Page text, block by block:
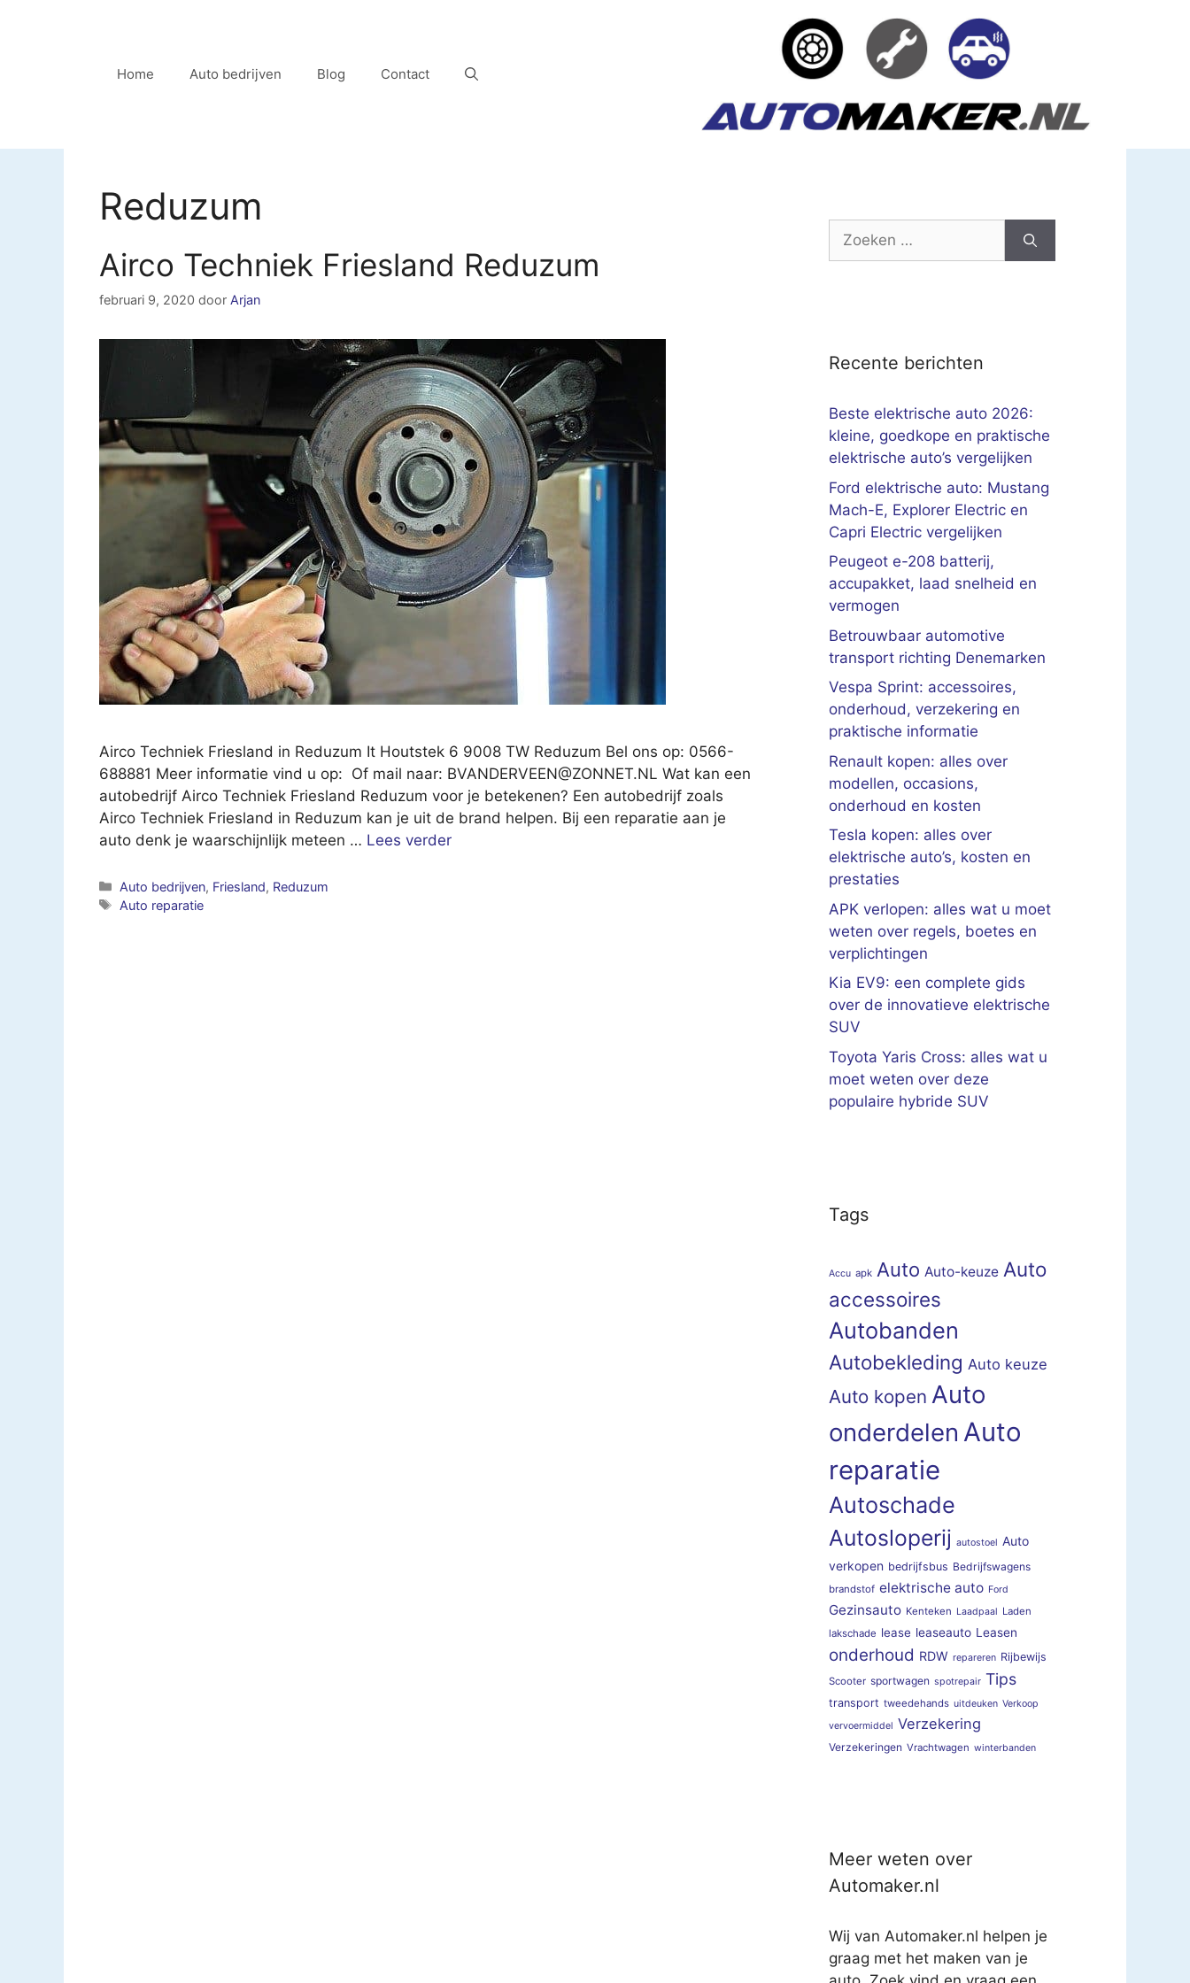
Home Auto bedrijven Blog Contact
Reduzum
Airco Techniek Friesland Reduzum
februari 9, 2020 door Arjan
Airco Techniek Friesland in Reduzum It Houtstek 6 9008 TW Reduzum Bel ons op: 0566-
688881 Meer informatie vind u op: Of mail naar: BVANDERVEEN@ZONNET.NL Wat kan een
autobedrijf Airco Techniek Friesland Reduzum voor je betekenen? Een autobedrijf zoals
Airco Techniek Friesland in Reduzum kan je uit de brand helpen. Bij een reparatie aan je
auto denk je waarschijnlijk meteen … Lees verder
Categorieën
Auto bedrijven, Friesland, Reduzum
Tags
Auto reparatie
Zoek
Recente berichten
Beste elektrische auto 2026:
kleine, goedkope en praktische
elektrische auto’s vergelijken
Ford elektrische auto: Mustang
Mach-E, Explorer Electric en
Capri Electric vergelijken
Peugeot e-208 batterij,
accupakket, laad snelheid en
vermogen
Betrouwbaar automotive
transport richting Denemarken
Vespa Sprint: accessoires,
onderhoud, verzekering en
praktische informatie
Renault kopen: alles over
modellen, occasions,
onderhoud en kosten
Tesla kopen: alles over
elektrische auto’s, kosten en
prestaties
APK verlopen: alles wat u moet
weten over regels, boetes en
verplichtingen
Kia EV9: een complete gids
over de innovatieve elektrische
SUV
Toyota Yaris Cross: alles wat u
moet weten over deze
populaire hybride SUV
Tags
Accu apk Auto Auto-keuze Auto
accessoires
Autobanden
Autobekleding Auto keuze
Auto kopen Auto
onderdelen Auto
reparatie
Autoschade
Autosloperij autostoel Auto
verkopen bedrijfsbus Bedrijfswagens
brandstof elektrische auto Ford
Gezinsauto Kenteken Laadpaal Laden
lakschade lease leaseauto Leasen
onderhoud RDW repareren Rijbewijs
Scooter sportwagen spotrepair Tips
transport tweedehands uitdeuken Verkoop
vervoermiddel Verzekering
Verzekeringen Vrachtwagen winterbanden
Meer weten over
Automaker.nl
Wij van Automaker.nl helpen je
graag met het maken van je